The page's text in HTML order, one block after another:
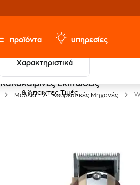
προϊόντα υπηρεσίες
Χαρακτηριστικά
Καλοκαιρινές Εκπτώσεις
& Άπαιχτες Τιμές
Μαλλιά Κουρευτικές Μηχανές